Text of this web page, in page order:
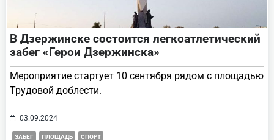
В Дзержинске состоится легкоатлетический
забег «Герои Дзержинска»
Мероприятие стартует 10 сентября рядом с площадью
Трудовой доблести.
03.09.2024
ЗАБЕГ ПЛОЩАДЬ СПОРТ